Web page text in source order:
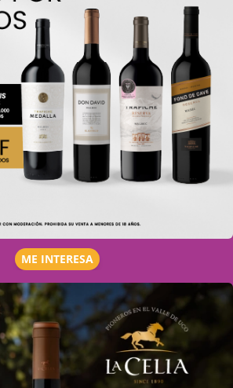
ME INTERESA